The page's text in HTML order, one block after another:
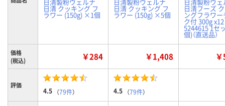
日清 クッキング フ
ラワー (150g) ×1個
日清 クッキング フ
ラワー (150g) ×5個
日清フーズ
ングフラワ
ク付 300g x12
5244615 1セ
個)（直送品）
価格
(税込)
￥284 ￥1,408
評価
4.5 （79件） 4.5 （79件）